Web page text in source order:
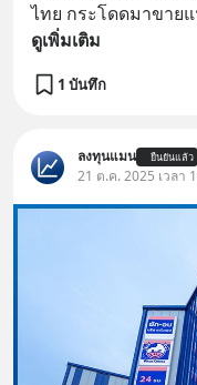
ไทย กระโดดมาขาย
ดูเพิ่มเติม
1 บันทึก
ลงทุนแมน ยืนยันแล้ว
21 ต.ค. 2025 เวลา